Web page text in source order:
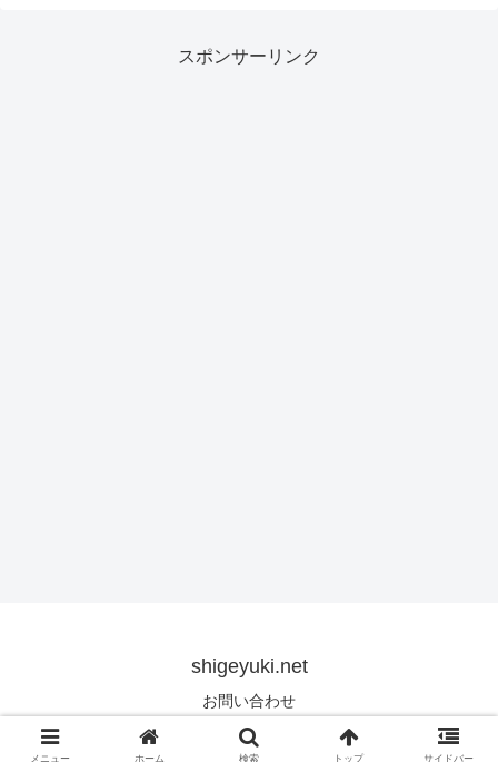
スポンサーリンク
shigeyuki.net
お問い合わせ
© 2019 shigeyuki.net.
メニュー ホーム 検索 トップ サイドバー